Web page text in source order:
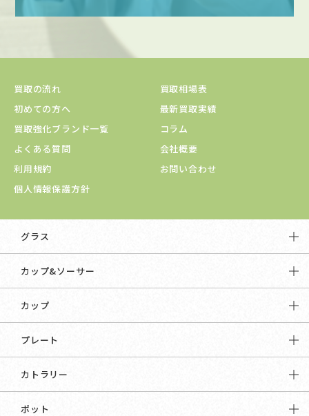
買取の流れ
買取相場表
初めての方へ
最新買取実績
買取強化ブランド一覧
コラム
よくある質問
会社概要
利用規約
お問い合わせ
個人情報保護方針
グラス
カップ&ソーサー
カップ
プレート
カトラリー
ポット